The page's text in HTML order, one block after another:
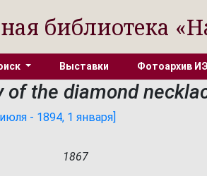
библиотека
Выставки Фотоархив
of the diamond
- 1894, 1 января]
1867